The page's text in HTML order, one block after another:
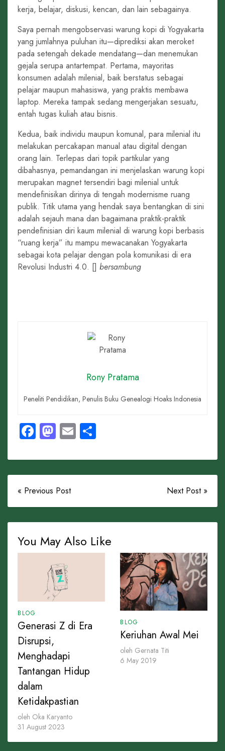
kerja, belajar, diskusi, kencan, dan lain sebagainya.
Saya pernah mengobservasi warung kopi di Yogyakarta
yang jumlahnya puluhan itu—diprediksi akan meroket
pada setengah dekade mendatang—dan menemukan
gejala serupa antartempat. Pertama, mayoritas
konsumen adalah milenial, baik berstatus sebagai
pelajar maupun mahasiswa, yang praktis membawa
laptop. Mereka tampak sedang mengerjakan sesuatu,
entah tugas kuliah atau bisnis.
Kedua, baik individu maupun komunal, para milenial itu
melakukan percakapan manual atau digital dengan
orang lain. Terlepas dari topik partikular yang
dibahasnya, pemandangan ini menjelaskan warung kopi
merupakan magnet tersendiri bagi milenial untuk
mendefinisikan dirinya di tengah modernisme ruang
publik. Titik utama yang hendak saya bentangkan di sini
adalah sejauh mana dan bagaimana praktik-praktik
pendefinisian diri kaum milenial di warung kopi berbasis
“ruang kerja” itu mampu mewacanakan Yogyakarta
sebagai kota pelajar dengan pola komunikasi di era
Revolusi Industri 4.0. [] bersambung
Rony Pratama
Peneliti Pendidikan, Penulis Buku Genealogi Hoaks Indonesia
Facebook
Mastodon
Email
« Previous Post Next Post »
You May Also Like
BLOG
Generasi Z di Era
Disrupsi,
Menghadapi
Tantangan Hidup
dalam
Ketidakpastian
oleh Oka Karyanto
31 August 2023
BLOG
Keriuhan Awal Mei
oleh Gernata Titi
6 May 2019